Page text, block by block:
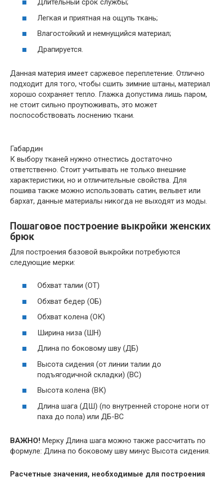
Длительный срок службы;
Легкая и приятная на ощупь ткань;
Влагостойкий и немнущийся материал;
Драпируется.
Данная материя имеет саржевое переплетение. Отлично
подходит для того, чтобы сшить зимние штаны, материал
хорошо сохраняет тепло. Глажка допустима лишь паром,
не стоит сильно проутюживать, это может
поспособствовать лоснению ткани.
Габардин
К выбору тканей нужно отнестись достаточно
ответственно. Стоит учитывать не только внешние
характеристики, но и отличительные свойства. Для
пошива также можно использовать сатин, вельвет или
бархат, данные материалы никогда не выходят из моды.
Пошаговое построение выкройки женских
брюк
Для построения базовой выкройки потребуются
следующие мерки:
Обхват талии (ОТ)
Обхват бедер (ОБ)
Обхват колена (ОК)
Ширина низа (ШН)
Длина по боковому шву (ДБ)
Высота сидения (от линии талии до
подъягодичной складки) (ВС)
Высота колена (ВК)
Длина шага (ДШ) (по внутренней стороне ноги от
паха до пола) или ДБ-ВС
ВАЖНО! Мерку Длина шага можно также рассчитать по
формуле: Длина по боковому шву минус Высота сидения.
Расчетные значения, необходимые для построения